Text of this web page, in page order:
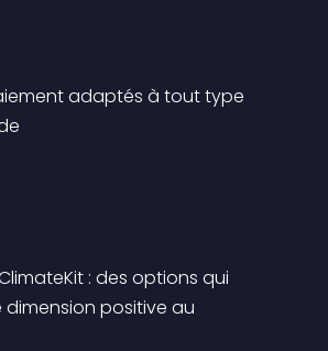
adaptés à tout type
: des options qui
positive au